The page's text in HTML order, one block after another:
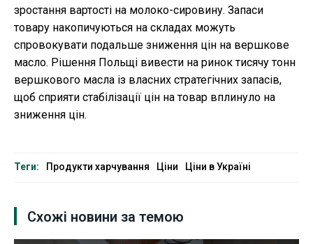
зростання вартості на молоко-сировину. Запаси
товару накопичуються на складах можуть
спровокувати подальше зниження цін на вершкове
масло. Рішення Польщі вивести на ринок тисячу тонн
вершкового масла із власних стратегічних запасів,
щоб сприяти стабілізації цін на товар вплинуло на
зниження цін.
Теги: Продукти харчування Ціни Ціни в Україні
Схожі новини за темою